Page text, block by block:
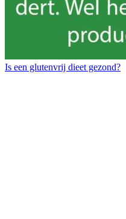
Is een glutenvrij dieet gezond?